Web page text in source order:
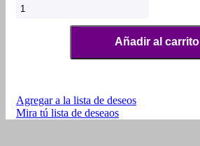
Añadir al carrito
Agregar a la lista de deseos
Mira tú lista de deseaos